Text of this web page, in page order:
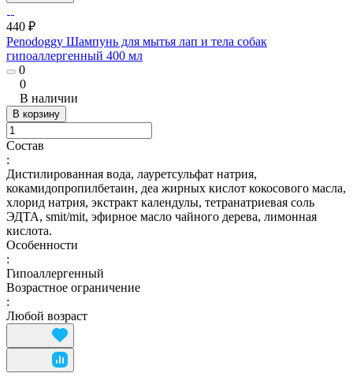
440 ₽
Penodoggy Шампунь для мытья лап и тела собак
гипоаллергенный 400 мл
0
0
В наличии
В корзину
Состав
:
Дистилированная вода, лауретсульфат натрия,
кокамидопропилбетаин, деа жирных кислот кокосового масла,
хлорид натрия, экстракт календулы, тетранатриевая соль
ЭДТА, smit/mit, эфирное масло чайного дерева, лимонная
кислота.
Особенности
:
Гипоаллергенный
Возрастное ограничение
:
Любой возраст